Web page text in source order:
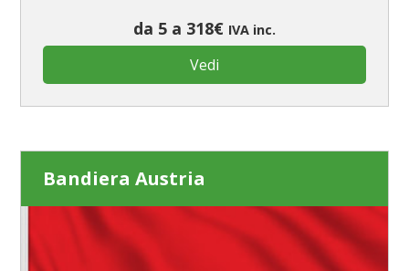
da 5 a 318€ IVA inc.
Vedi
Bandiera Austria